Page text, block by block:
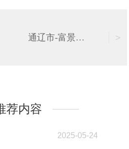
通辽市-富景华庭店 >
荐内容
2025-05-24